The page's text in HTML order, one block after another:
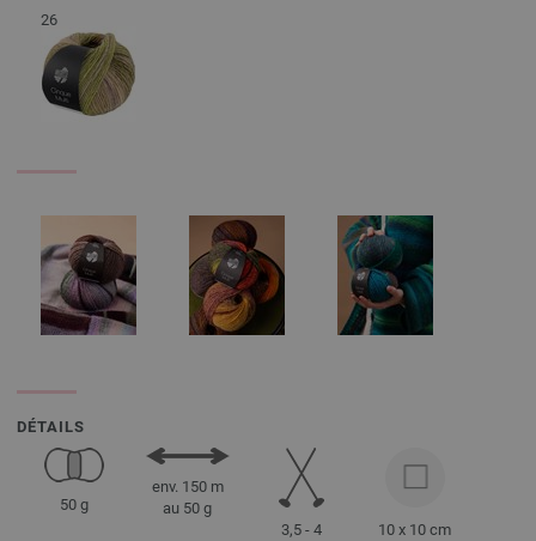
26
DÉTAILS
50 g
env. 150 m
au 50 g
3,5 - 4
10 x 10 cm